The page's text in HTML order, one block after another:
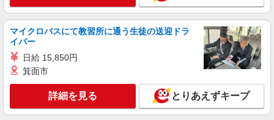
株式会社kotrio /●SD-H-1894713
＜本宮市＞サ高住スタッフ＊教育体制充実
◎30代・40代活躍中
時給1450円〜2062円 ＜日払い有/週払い有/交
キープ 詳細を見る
マイクロバスにて教習所に通う生徒の送迎ドラ
イバー
日給 15,850円
箕面市
詳細を見る とりあえずキープ